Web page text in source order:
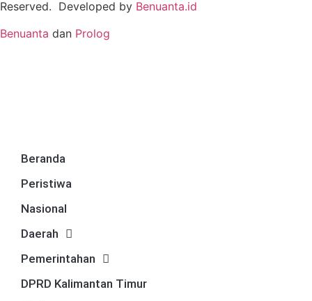
Reserved. Developed by Benuanta.id
Benuanta dan Prolog
Beranda
Peristiwa
Nasional
Daerah
Pemerintahan
DPRD Kalimantan Timur